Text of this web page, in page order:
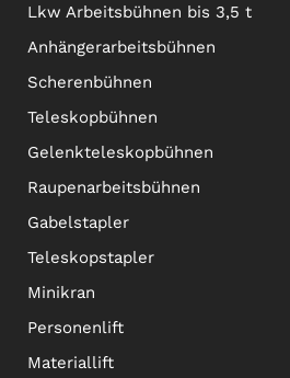
Lkw Arbeitsbühnen bis 3,5 t
Anhängerarbeitsbühnen
Scherenbühnen
Teleskopbühnen
Gelenkteleskopbühnen
Raupenarbeitsbühnen
Gabelstapler
Teleskopstapler
Minikran
Personenlift
Materiallift